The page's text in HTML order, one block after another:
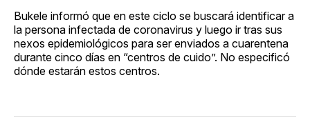
Bukele informó que en este ciclo se buscará identificar a
la persona infectada de coronavirus y luego ir tras sus
nexos epidemiológicos para ser enviados a cuarentena
durante cinco días en “centros de cuido”. No especificó
dónde estarán estos centros.